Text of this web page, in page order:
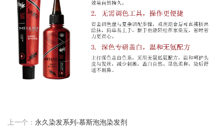
上一个： 永久染发系列-慕斯泡泡染发剂